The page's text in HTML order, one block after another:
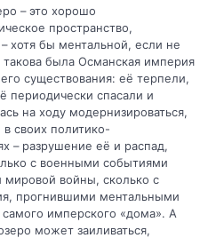
– это хорошо
пространство,
хотя бы ментальной, если не
была Османская империя
существования: её терпели,
периодически спасали и
на ходу модернизироваться,
в своих политико-
– разрушение её и распад,
с военными событиями
мировой войны, сколько с
прогнившими ментальными
имперского «дома». А
может заиливаться,